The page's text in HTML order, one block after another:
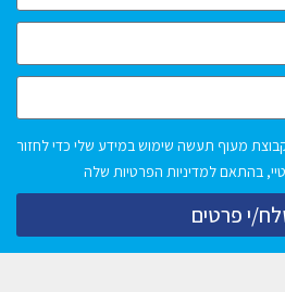
מעוף תעשה שימוש במידע שלי כדי לחזור
בהתאם למדיניות הפרטיות שלה
י פרטים